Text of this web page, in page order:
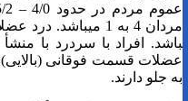
باشد. افراد با سردرد با
عضلات قسمت فوقانی
به جلو دارند.